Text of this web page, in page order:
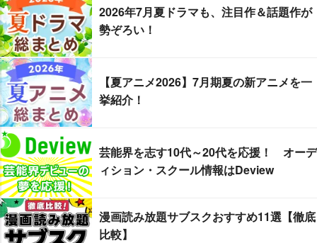
2026年7月夏ドラマも、注目作＆話題作が
勢ぞろい！
【夏アニメ2026】7月期夏の新アニメを一
挙紹介！
芸能界を志す10代～20代を応援！ オーデ
ィション・スクール情報はDeview
漫画読み放題サブスクおすすめ11選【徹底
比較】